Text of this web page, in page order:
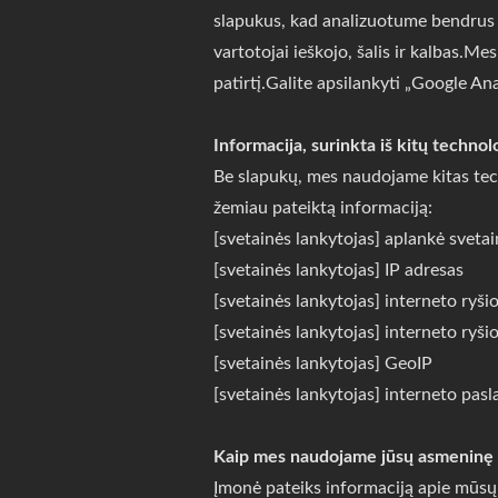
slapukus, kad analizuotume
vartotojai ieškojo, šalis ir
patirtį.Galite apsilankyti „Google
Informacija, surinkta iš kitų
Be slapukų, mes naudojame kitas
žemiau pateiktą informaciją:
[svetainės lankytojas] aplankė
[svetainės lankytojas] IP adresas
[svetainės lankytojas] interneto
[svetainės lankytojas] interneto
[svetainės lankytojas] GeoIP
[svetainės lankytojas] interneto
Kaip mes naudojame jūsų
Įmonė pateiks informaciją apie